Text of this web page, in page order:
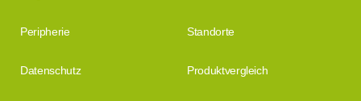
Peripherie Standorte
Datenschutz Produktvergleich